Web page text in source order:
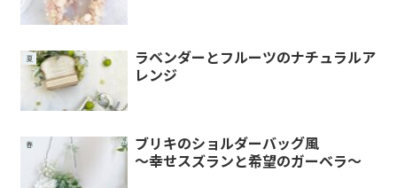
夏
ラベンダーとフルーツのナチュラルア
レンジ
春
ブリキのショルダーバッグ風
～幸せスズランと希望のガーベラ～